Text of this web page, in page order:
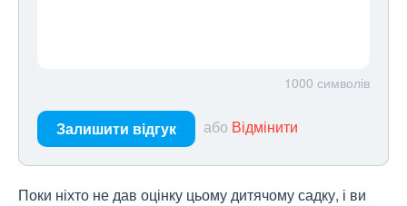
1000 символів
Залишити відгук або Відмінити
Поки ніхто не дав оцінку цьому дитячому садку, і ви